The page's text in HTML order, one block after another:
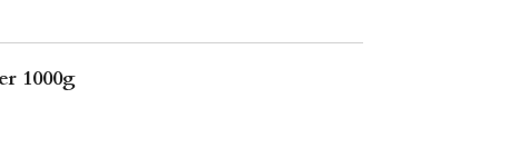
1000g